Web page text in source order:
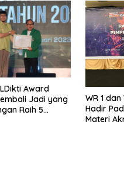
Award
Jadi yang
Raih 5
WR 1
Hadir
Materi